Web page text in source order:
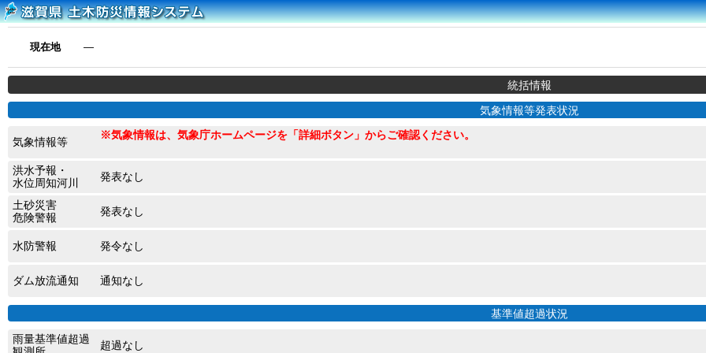
現在地 ―
統括情報
気象情報等発表状況
気象情報等
※気象情報は、気象庁ホームページを「詳細ボタン」からご確認ください。
洪水予報・
水位周知河川
発表なし
土砂災害
危険警報
発表なし
水防警報 発令なし
ダム放流通知 通知なし
基準値超過状況
雨量基準値超過
超過なし